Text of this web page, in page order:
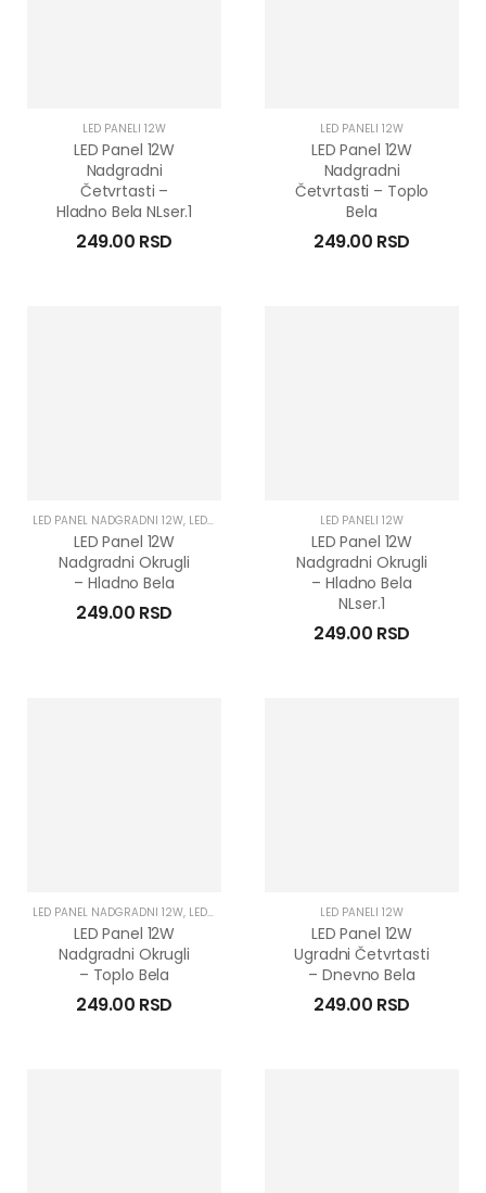
LED PANELI 12W
LED Panel 12W
Nadgradni
Četvrtasti –
Hladno Bela NLser.1
249.00 RSD
LED PANELI 12W
LED Panel 12W
Nadgradni
Četvrtasti – Toplo
Bela
249.00 RSD
LED PANEL NADGRADNI 12W, LED PANELI 12W LED PANELI NADGRADNI
LED Panel 12W
Nadgradni Okrugli
– Hladno Bela
249.00 RSD
LED PANELI 12W
LED Panel 12W
Nadgradni Okrugli
– Hladno Bela
NLser.1
249.00 RSD
LED PANEL NADGRADNI 12W, LED PANELI 12W LED PANELI NADGRADNI
LED Panel 12W
Nadgradni Okrugli
– Toplo Bela
249.00 RSD
LED PANELI 12W
LED Panel 12W
Ugradni Četvrtasti
– Dnevno Bela
249.00 RSD